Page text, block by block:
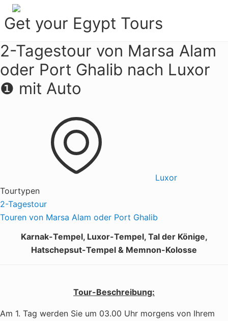
Menu
Zur
Hauptnavigation
Zum
Inhalt
Get your Egypt Tours
Get
Your
Egypt
Tours
2-Tagestour von Marsa Alam
oder Port Ghalib nach Luxor
❶ mit Auto
Luxor
Tourtypen
2-Tagestour
Touren von Marsa Alam oder Port Ghalib
Karnak-Tempel, Luxor-Tempel, Tal der Könige,
Hatschepsut-Tempel & Memnon-Kolosse
Tour-Beschreibung:
Am 1. Tag werden Sie um 03.00 Uhr morgens von Ihrem